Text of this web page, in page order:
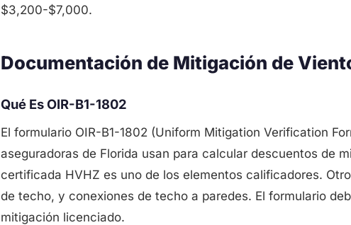
$3,200-$7,000.
Documentación de Mitigación de
Qué Es OIR-B1-1802
El formulario OIR-B1-1802 (Uniform Mitigation Verification
aseguradoras de Florida usan para calcular descuentos de
certificada HVHZ es uno de los elementos calificadores.
de techo, y conexiones de techo a paredes. El formulario
mitigación licenciado.